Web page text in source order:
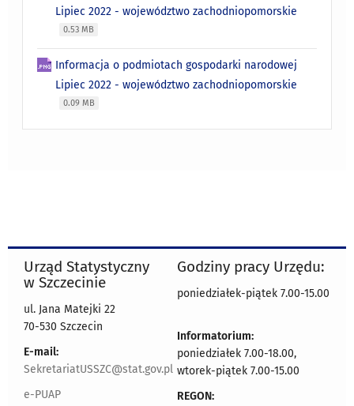
Lipiec 2022 - województwo zachodniopomorskie
0.53 MB
Informacja o podmiotach gospodarki narodowej
Lipiec 2022 - województwo zachodniopomorskie
0.09 MB
Urząd Statystyczny
w Szczecinie
ul. Jana Matejki 22
70-530 Szczecin
E-mail:
SekretariatUSSZC@stat.gov.pl
e-PUAP
Godziny pracy Urzędu:
poniedziałek-piątek 7.00-15.00
Informatorium:
poniedziałek 7.00-18.00,
wtorek-piątek 7.00-15.00
REGON: